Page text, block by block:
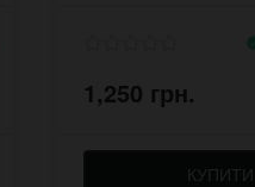
1,250 грн.
КУПИТИ